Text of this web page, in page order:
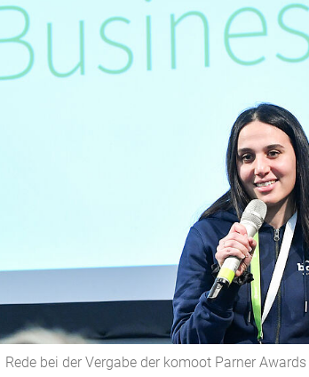
Rede bei der Vergabe der komoot Parner